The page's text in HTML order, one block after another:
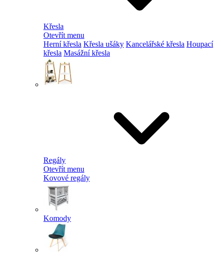
Křesla
Otevřít menu
Herní křesla Křesla ušáky Kancelářské křesla Houpací
křesla Masážní křesla
Regály
Otevřít menu
Kovové regály
Komody